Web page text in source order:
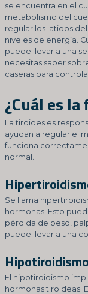
se encuentra en el
metabolismo del
regular los latidos
niveles de energía.
puede llevar a una
necesitas saber
caseras para
¿Cuál es
La tiroides es
ayudan a regular el
funciona
normal.
Se llama
hormonas. Esto
pérdida de peso,
puede llevar a una
El hipotiroidismo
hormonas tiroideas.